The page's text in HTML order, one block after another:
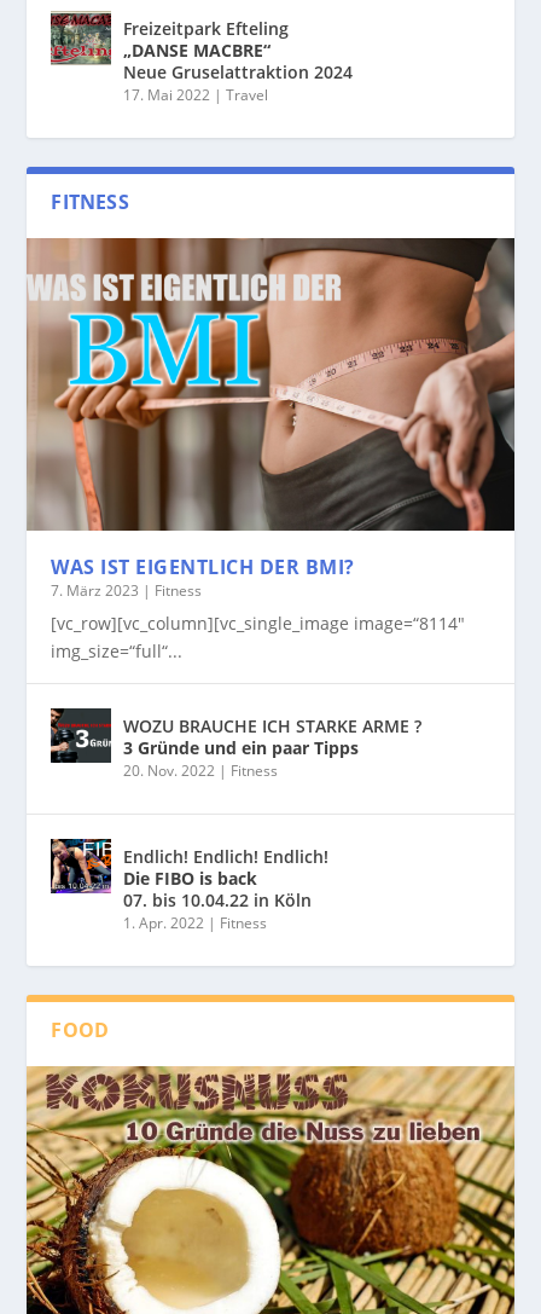
Freizeitpark Efteling
„DANSE MACBRE“
Neue Gruselattraktion 2024
17. Mai 2022 |Travel
FITNESS
WAS IST EIGENTLICH DER BMI?
7. März 2023 | Fitness
[vc_row][vc_column][vc_single_image image=“8114″
img_size=“full“...
WOZU BRAUCHE ICH STARKE ARME ?
3 Gründe und ein paar Tipps
20. Nov. 2022 | Fitness
Endlich! Endlich! Endlich!
Die FIBO is back
07. bis 10.04.22 in Köln
1. Apr. 2022 | Fitness
FOOD